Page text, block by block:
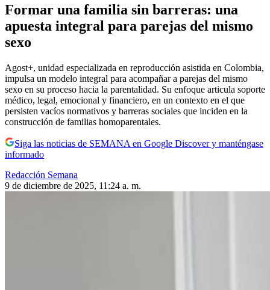
Formar una familia sin barreras: una
apuesta integral para parejas del mismo
sexo
Agost+, unidad especializada en reproducción asistida en Colombia,
impulsa un modelo integral para acompañar a parejas del mismo
sexo en su proceso hacia la parentalidad. Su enfoque articula soporte
médico, legal, emocional y financiero, en un contexto en el que
persisten vacíos normativos y barreras sociales que inciden en la
construcción de familias homoparentales.
Siga las noticias de SEMANA en Google Discover y manténgase
informado
Redacción Semana
9 de diciembre de 2025, 11:24 a. m.